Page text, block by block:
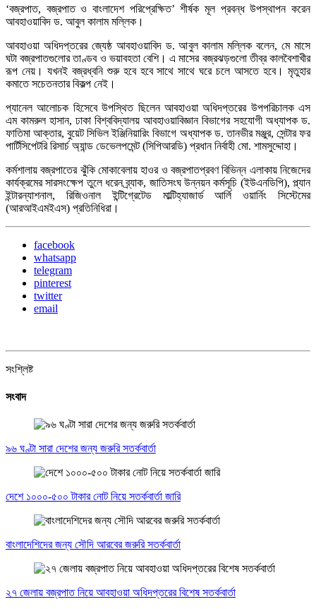
‘বজ্রপাত, বজ্রপাত ও বাংলাদেশ পরিপ্রেক্ষিত’ শীর্ষক মূল প্রবন্ধ উপস্থাপন করেন
আবহাওয়াবিদ ড. আবুল কালাম মল্লিক।
আবহাওয়া অধিদপ্তরের জ্যেষ্ঠ আবহাওয়াবিদ ড. আবুল কালাম মল্লিক বলেন, মে মাসে
ঘটা বজ্রপাতগুলোর তাণ্ডব ও ভয়াবহতা বেশি। এ মাসের বজ্রঝড়গুলো তীব্র কালবৈশাখীর
রূপ নেয়। যখনই বজ্রধ্বনি শুরু হবে হবে সাথে সাথে ঘরে চলে আসতে হবে। মৃতুহার
কমাতে সচেতনতার বিকল্প নেই।
প্যানেল আলোচক হিসেবে উপস্থিত ছিলেন আবহাওয়া অধিদপ্তরের উপপরিচালক এস
এম কামরুল হাসান, ঢাকা বিশ্ববিদ্যালয় আবহাওয়াবিজ্ঞান বিভাগের সহযোগী অধ্যাপক ড.
ফাতিমা আক্তার, বুয়েট সিভিল ইঞ্জিনিয়ারিং বিভাগে অধ্যাপক ড. তানভীর মঞ্জুর, সেন্টার ফর
পার্টিসিপেটরি রিসার্চ অ্যান্ড ডেভেলপমেন্ট (সিপিআরডি) প্রধান নির্বাহী মো. শামসুদ্দোহা।
কর্মশালায় বজ্রপাতের ঝুঁকি মোকাবেলায় হাওর ও বজ্রপাতপ্রবণ বিভিন্ন এলাকায় নিজেদের
কার্যক্রমের সারসংক্ষেপ তুলে ধরেন ব্র্যাক, জাতিসংঘ উন্নয়ন কর্মসূচি (ইউএনডিপি), প্ল্যান
ইন্টারন্যাশনাল, রিজিওনাল ইন্টিগ্রেটেড মাল্টিহ্যাজার্ড আর্লি ওয়ার্নিং সিস্টেমের
(আরআইএমইএস) প্রতিনিধিরা।
facebook
whatsapp
telegram
pinterest
twitter
email
সংশ্লিষ্ট
সংবাদ
৯৬ ঘণ্টা সারা দেশের জন্য জরুরি সতর্কবার্তা
দেশে ১০০০-৫০০ টাকার নোট নিয়ে সতর্কবার্তা জারি
বাংলাদেশিদের জন্য সৌদি আরবের জরুরি সতর্কবার্তা
২৭ জেলায় বজ্রপাত নিয়ে আবহাওয়া অধিদপ্তরের বিশেষ সতর্কবার্তা